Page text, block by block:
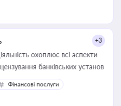
+3
охоплює всі аспекти
банківських установ
Фінансові послуги